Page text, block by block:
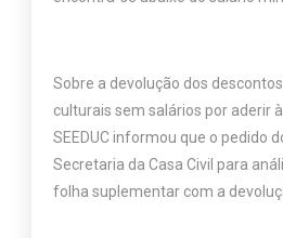
Sobre a devolução dos
culturais sem salários por aderir
SEEDUC informou que o pedido
Secretaria da Casa Civil para
folha suplementar com a